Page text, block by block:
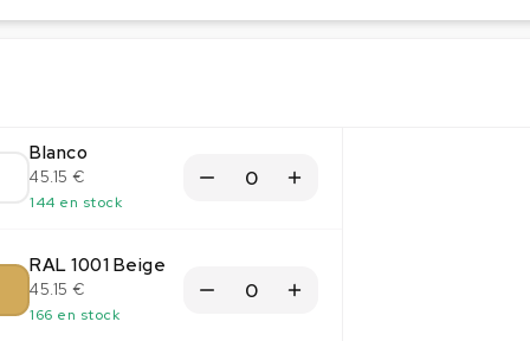
Blanco
45.15 €
144 en stock
RAL 1001 Beige
45.15 €
166 en stock